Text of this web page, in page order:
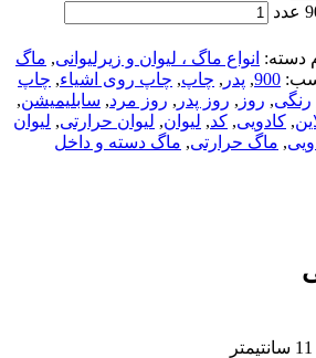
دسته: انواع ماگ ، لیوان و زیرلیوانی, ماگ
900
, پدر , چاپ, چاپ روی اشیاء, چاپ
رنگی, روز , روز پدر , روز مرد, سابلیمیشن,
, کادویی, کد, لیوان, لیوان حرارتی, لیوان
, ماگ حرارتی, ماگ دسته و داخل